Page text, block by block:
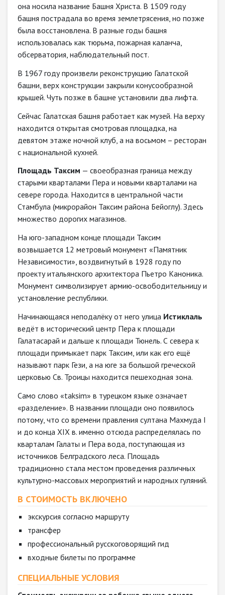
она носила название Башня Христа. В 1509 году
башня пострадала во время землетрясения, но позже
была восстановлена. В разные годы башня
использовалась как тюрьма, пожарная каланча,
обсерватория, наблюдательный пост.
В 1967 году произвели реконструкцию Галатской
башни, верх конструкции закрыли конусообразной
крышей. Чуть позже в башне установили два лифта.
Сейчас Галатская башня работает как музей. На верху
находится открытая смотровая площадка, на
девятом этаже ночной клуб, а на восьмом – ресторан
с национальной кухней.
Площадь Таксим — своеобразная граница между
старыми кварталами Пера и новыми кварталами на
севере города. Находится в центральной части
Стамбула (микрорайон Таксим района Бейоглу). Здесь
множество дорогих магазинов.
На юго-западном конце площади Таксим
возвышается 12 метровый монумент «Памятник
Независимости», воздвигнутый в 1928 году по
проекту итальянского архитектора Пьетро Каноника.
Монумент символизирует армию-освободительницу и
установление республики.
Начинающаяся неподалёку от него улица Истиклаль
ведёт в исторический центр Пера к площади
Галатасарай и дальше к площади Тюнель. С севера к
площади примыкает парк Таксим, или как его ещё
называют парк Гези, а на юге за большой греческой
церковью Св. Троицы находится пешеходная зона.
Само слово «taksim» в турецком языке означает
«разделение». В названии площади оно появилось
потому, что со времени правления султана Махмуда I
и до конца XIX в. именно отсюда распределялась по
кварталам Галаты и Пера вода, поступающая из
источников Белградского леса. Площадь
традиционно стала местом проведения различных
культурно-массовых мероприятий и народных гуляний.
В СТОИМОСТЬ ВКЛЮЧЕНО
экскурсия согласно маршруту
трансфер
профессиональный русскоговорящий гид
входные билеты по программе
СПЕЦИАЛЬНЫЕ УСЛОВИЯ